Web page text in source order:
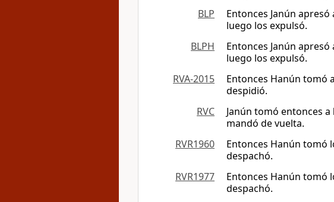
BLP
Entonces Janún
luego los expulsó.
BLPH
Entonces Janún
luego los expulsó.
RVA-2015
Entonces Hanún tomó
despidió.
RVC
Janún tomó entonces
mandó de vuelta.
RVR1960
Entonces Hanún tomó
despachó.
RVR1977
Entonces Hanún tomó
despachó.